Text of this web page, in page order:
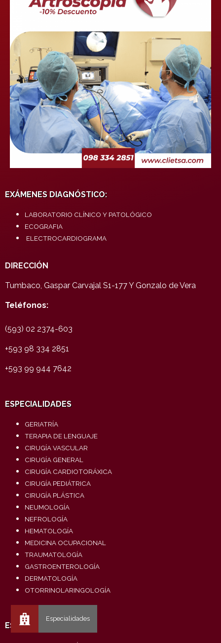
EXÁMENES DIAGNÓSTICO:
LABORATORIO CLÍNICO Y PATOLÓGICO
ECOGRAFIA
ELECTROCARDIOGRAMA
DIRECCIÓN
Tumbaco, Gaspar Carvajal S1-177 Y Gonzalo de Vera
Teléfonos:
(593) 02 2374-603
+593 98 334 2851
+593 99 944 7642
ESPECIALIDADES
GERIATRÍA
TERAPIA DE LENGUAJE
CIRUGÍA VASCULAR
CIRUGÍA GENERAL
CIRUGÍA CARDIOTORÁXICA
CIRUGÍA PEDIÁTRICA
CIRUGÍA PLÁSTICA
NEUMOLOGÍA
NEFROLOGÍA
HEMATOLOGÍA
MEDICINA OCUPACIONAL
TRAUMATOLOGÍA
GASTROENTEROLOGÍA
DERMATOLOGÍA
OTORRINOLARINGOLOGÍA
ESPECIALIDADES